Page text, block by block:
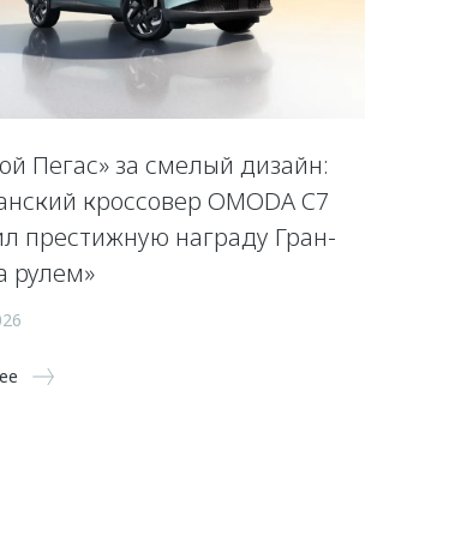
Пегас» за смелый дизайн:
кроссовер OMODA C7
престижную награду Гран-
рулем»